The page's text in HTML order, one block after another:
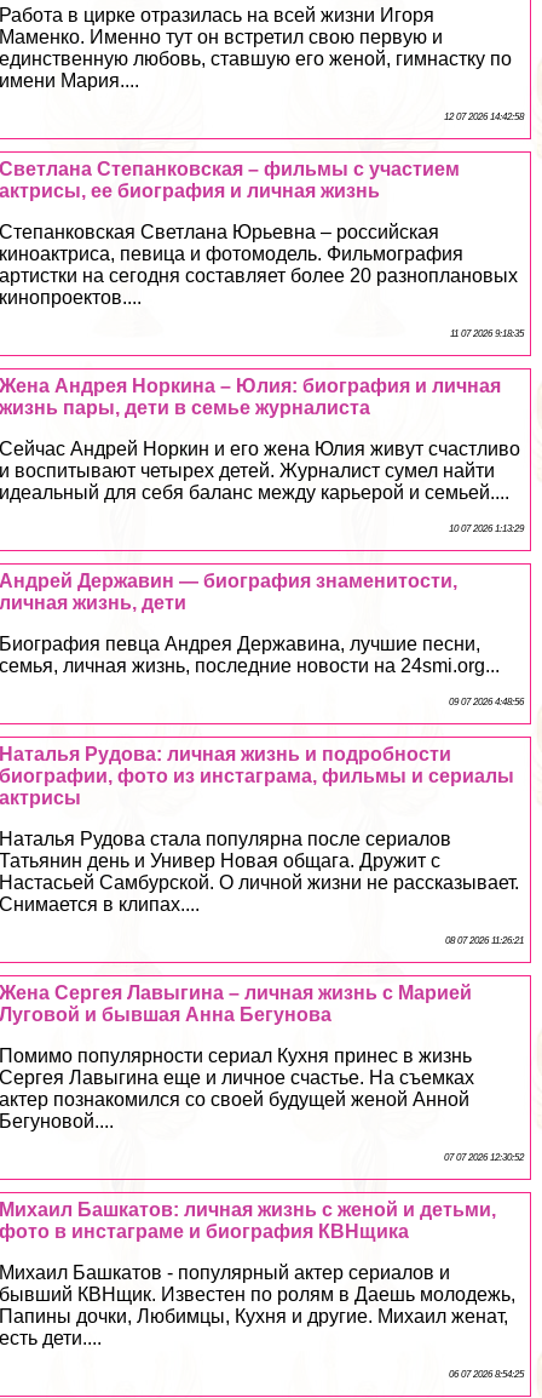
Работа в цирке отразилась на всей жизни Игоря
Маменко. Именно тут он встретил свою первую и
единственную любовь, ставшую его женой, гимнастку по
имени Мария....
12 07 2026 14:42:58
Светлана Степанковская – фильмы с участием
актрисы, ее биография и личная жизнь
Степанковская Светлана Юрьевна – российская
киноактриса, певица и фотомодель. Фильмография
артистки на сегодня составляет более 20 разноплановых
кинопроектов....
11 07 2026 9:18:35
Жена Андрея Норкина – Юлия: биография и личная
жизнь пары, дети в семье журналиста
Сейчас Андрей Норкин и его жена Юлия живут счастливо
и воспитывают четырех детей. Журналист сумел найти
идеальный для себя баланс между карьерой и семьей....
10 07 2026 1:13:29
Андрей Державин — биография знаменитости,
личная жизнь, дети
Биография певца Андрея Державина, лучшие песни,
семья, личная жизнь, последние новости на 24smi.org...
09 07 2026 4:48:56
Наталья Рудова: личная жизнь и подробности
биографии, фото из инстаграма, фильмы и сериалы
актрисы
Наталья Рудова стала популярна после сериалов
Татьянин день и Универ Новая общага. Дружит с
Настасьей Самбурской. О личной жизни не рассказывает.
Снимается в клипах....
08 07 2026 11:26:21
Жена Сергея Лавыгина – личная жизнь с Марией
Луговой и бывшая Анна Бегунова
Помимо популярности сериал Кухня принес в жизнь
Сергея Лавыгина еще и личное счастье. На съемках
актер познакомился со своей будущей женой Анной
Бегуновой....
07 07 2026 12:30:52
Михаил Башкатов: личная жизнь с женой и детьми,
фото в инстаграме и биография КВНщика
Михаил Башкатов - популярный актер сериалов и
бывший КВНщик. Известен по ролям в Даешь молодежь,
Папины дочки, Любимцы, Кухня и другие. Михаил женат,
есть дети....
06 07 2026 8:54:25